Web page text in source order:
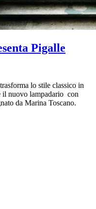
Pigalle
lo stile classico in
il nuovo lampadario con
da Marina Toscano.